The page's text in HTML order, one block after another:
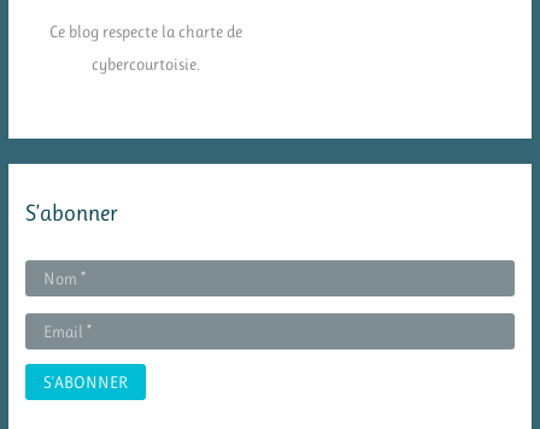
Ce blog respecte la charte de
cybercourtoisie.
S’abonner